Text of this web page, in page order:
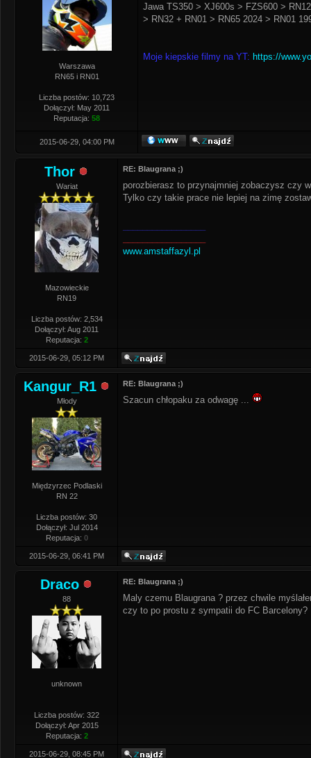
Warszawa
RN65 i RN01
Liczba postów: 10,723
Dołączył: May 2011
Reputacja: 58
Jawa TS350 > XJ600s > FZS600 >
> RN32 + RN01 > RN65 2024 > RN01
Moje kiepskie filmy na YT: https://
2015-06-29, 04:00 PM
Thor
Wariat
Mazowieckie
RN19
Liczba postów: 2,534
Dołączył: Aug 2011
Reputacja: 2
RE: Blaugrana ;)
porozbierasz to przynajmniej zobaczysz czy
Tylko czy takie prace nie lepiej na zimę
www.amstaffazyl.pl
2015-06-29, 05:12 PM
Kangur_R1
Młody
Międzyrzec Podlaski
RN 22
Liczba postów: 30
Dołączył: Jul 2014
Reputacja: 0
RE: Blaugrana ;)
Szacun chłopaku za odwagę ...
2015-06-29, 06:41 PM
Draco
88
unknown
Liczba postów: 322
Dołączył: Apr 2015
Reputacja: 2
RE: Blaugrana ;)
Maly czemu Blaugrana ? przez chwile
czy to po prostu z sympatii do FC Barcelony?
2015-06-29, 08:45 PM